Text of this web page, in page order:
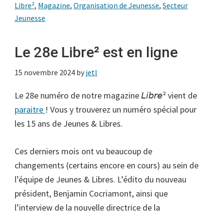
Libre², Magazine, Organisation de Jeunesse, Secteur
Jeunesse
Le 28e Libre² est en ligne
15 novembre 2024 by jetl
Le 28e numéro de notre magazine 𝘓𝘪𝘣𝘳𝘦² vient de
paraitre ! Vous y trouverez un numéro spécial pour
les 15 ans de Jeunes & Libres.
Ces derniers mois ont vu beaucoup de
changements (certains encore en cours) au sein de
l’équipe de Jeunes & Libres. L’édito du nouveau
président, Benjamin Cocriamont, ainsi que
l’interview de la nouvelle directrice de la